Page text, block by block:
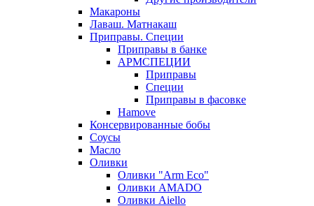
Макароны
Лаваш. Матнакаш
Приправы. Специи
Приправы в банке
АРМСПЕЦИИ
Приправы
Специи
Приправы в фасовке
Hamove
Консервированные бобы
Соусы
Масло
Оливки
Оливки "Arm Eco"
Оливки AMADO
Оливки Aiello